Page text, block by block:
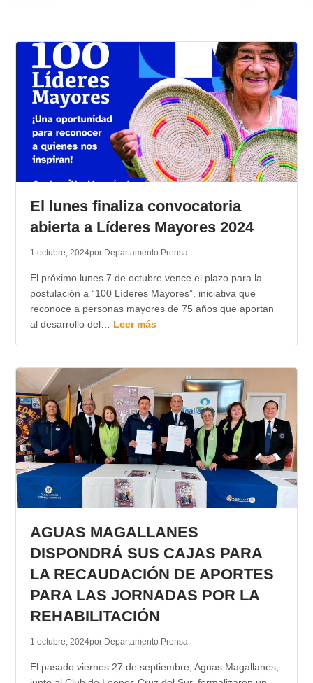
AUDIOS
VIDEOS
GALERIA DE FOTOS
APP MÓVIL
El lunes finaliza convocatoria
abierta a Líderes Mayores 2024
1 octubre, 2024por Departamento Prensa
El próximo lunes 7 de octubre vence el plazo para la
postulación a “100 Líderes Mayores”, iniciativa que
reconoce a personas mayores de 75 años que aportan
al desarrollo del… Leer más
AGUAS MAGALLANES
DISPONDRÁ SUS CAJAS PARA
LA RECAUDACIÓN DE APORTES
PARA LAS JORNADAS POR LA
REHABILITACIÓN
1 octubre, 2024por Departamento Prensa
El pasado viernes 27 de septiembre, Aguas Magallanes,